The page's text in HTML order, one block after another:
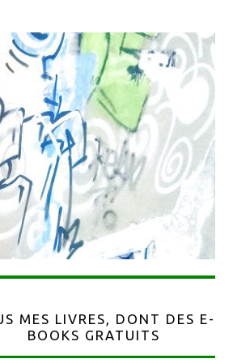
MES LIVRES, DONT DES E-
BOOKS GRATUITS